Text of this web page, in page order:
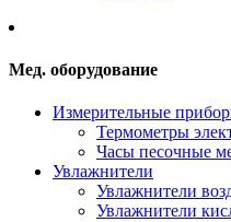
Мед. оборудование
Измерительные
Термометры
Часы песочные
Увлажнители
Увлажнители
Увлажнители